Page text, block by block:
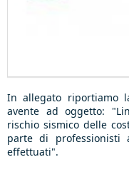
In allegato riportiamo
avente ad oggetto:
rischio sismico delle
parte di professionisti
effettuati".